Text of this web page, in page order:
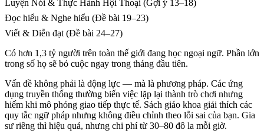
Luyện Nói & Thực Hành Hội Thoại (Gợi ý 13–18)
Đọc hiểu & Nghe hiểu (Đề bài 19–23)
Viết & Diễn đạt (Đề bài 24–27)
Có hơn 1,3 tỷ người trên toàn thế giới đang học ngoại ngữ. Phần lớn
trong số họ sẽ bỏ cuộc ngay trong tháng đầu tiên.
Vấn đề không phải là động lực — mà là phương pháp. Các ứng
dụng truyền thống thường biến việc lặp lại thành trò chơi nhưng
hiếm khi mô phỏng giao tiếp thực tế. Sách giáo khoa giải thích các
quy tắc ngữ pháp nhưng không điều chỉnh theo lỗi sai của bạn. Gia
sư riêng thì hiệu quả, nhưng chi phí từ 30–80 đô la mỗi giờ.